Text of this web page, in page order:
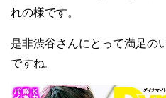
れの様です。
是非渋谷さんにとって満足の
ですね。